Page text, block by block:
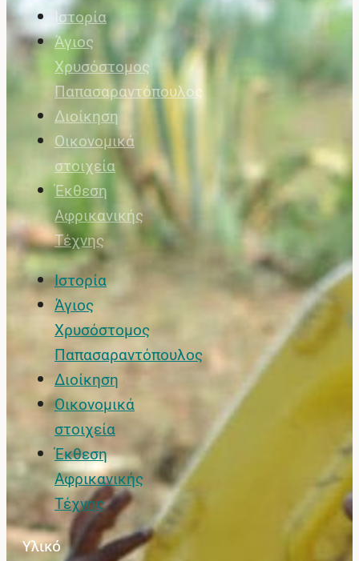
Ιστορία
Άγιος
Χρυσόστομος
Παπασαραντόπουλος
Διοίκηση
Οικονομικά
στοιχεία
Έκθεση
Αφρικανικής
Τέχνης
Ιστορία
Άγιος
Χρυσόστομος
Παπασαραντόπουλος
Διοίκηση
Οικονομικά
στοιχεία
Έκθεση
Αφρικανικής
Τέχνης
Υλικό